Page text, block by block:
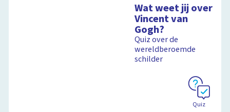
Wat weet jij over
Vincent van
Gogh?
Quiz over de
wereldberoemde
schilder
Quiz